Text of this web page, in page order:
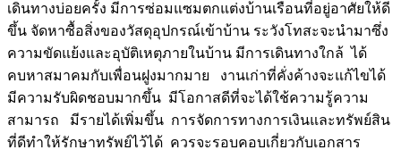
เดินทางบ่อยครั้ง มีการซ่อมแซมตกแต่งบ้านเรือนที่อยู่อาศัยให้ดี
ขึ้น จัดหาซื้อสิ่งของวัสดุอุปกรณ์เข้าบ้าน ระวังโทสะจะนำมาซึ่ง
ความขัดแย้งและอุบัติเหตุภายในบ้าน มีการเดินทางใกล้ ได้
คบหาสมาคมกับเพื่อนฝูงมากมาย งานเก่าที่คั่งค้างจะแก้ไขได้
มีความรับผิดชอบมากขึ้น มีโอกาสดีที่จะได้ใช้ความรู้ความ
สามารถ มีรายได้เพิ่มขึ้น การจัดการทางการเงินและทรัพย์สิน
ที่ดีทำให้รักษาทรัพย์ไว้ได้ ควรจะรอบคอบเกี่ยวกับเอกสาร